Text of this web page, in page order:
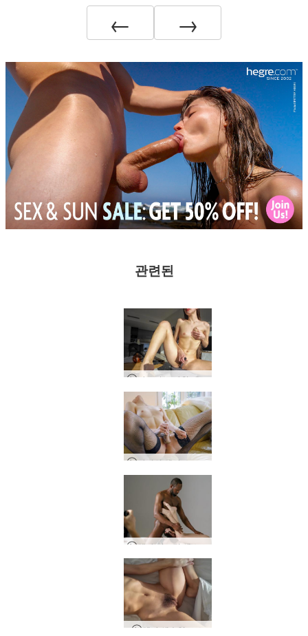
← →
관련된
마드리드 자위 매니아
파리의 헤라 오르가즘
헤라 시크릿 섹스워커
헤라 섹슈얼 포스